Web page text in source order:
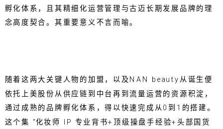
孵化体系，且其精细化运营管理与古迈长期发展品牌的理
念高度契合。其重要意义不言而喻。
随着这两大关键人物的加盟，以及NAN beauty从诞生便
依托上美股份从供应链到中台再到流量运营的资源积淀，
通过成熟的品牌孵化体系，得以快速完成从0到1的搭建。
这个集 “化妆师 IP 专业背书+顶级操盘手经验+头部国货